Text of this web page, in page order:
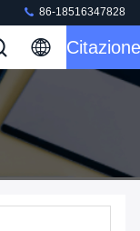
86-18516347828
Citazione